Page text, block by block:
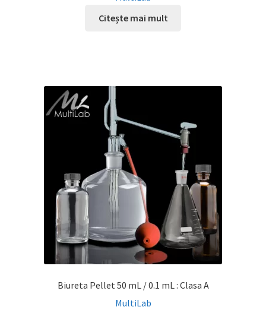
Citește mai mult
Biureta Pellet 50 mL / 0.1 mL : Clasa A
MultiLab